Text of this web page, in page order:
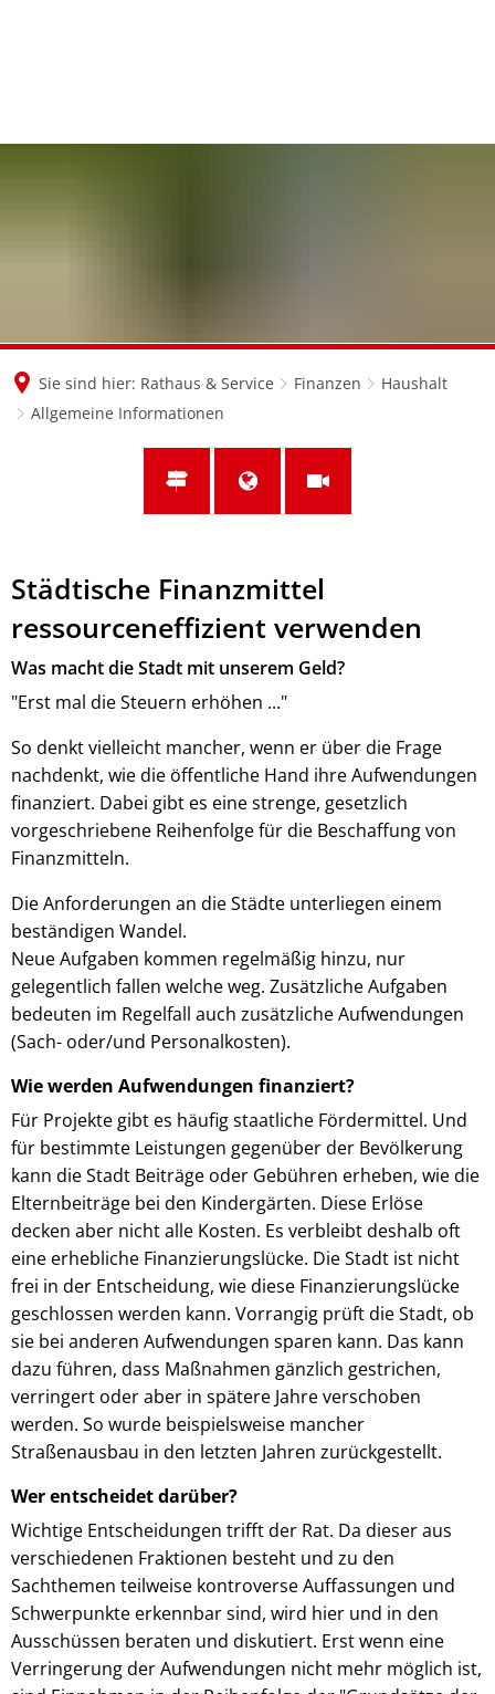
de
Sie sind hier: Rathaus & Service Finanzen
Haushalt
Allgemeine Informationen
Städtische Finanzmittel
ressourceneffizient verwenden
Was macht die Stadt mit unserem Geld?
"Erst mal die Steuern erhöhen ..."
So denkt vielleicht mancher, wenn er über die Frage
nachdenkt, wie die öffentliche Hand ihre Aufwendungen
finanziert. Dabei gibt es eine strenge, gesetzlich
vorgeschriebene Reihenfolge für die Beschaffung von
Finanzmitteln.
Die Anforderungen an die Städte unterliegen einem
beständigen Wandel.
Neue Aufgaben kommen regelmäßig hinzu, nur
gelegentlich fallen welche weg. Zusätzliche Aufgaben
bedeuten im Regelfall auch zusätzliche Aufwendungen
(Sach- oder/und Personalkosten).
Wie werden Aufwendungen finanziert?
Für Projekte gibt es häufig staatliche Fördermittel. Und
für bestimmte Leistungen gegenüber der Bevölkerung
kann die Stadt Beiträge oder Gebühren erheben, wie die
Elternbeiträge bei den Kindergärten. Diese Erlöse
decken aber nicht alle Kosten. Es verbleibt deshalb oft
eine erhebliche Finanzierungslücke. Die Stadt ist nicht
frei in der Entscheidung, wie diese Finanzierungslücke
geschlossen werden kann. Vorrangig prüft die Stadt, ob
sie bei anderen Aufwendungen sparen kann. Das kann
dazu führen, dass Maßnahmen gänzlich gestrichen,
verringert oder aber in spätere Jahre verschoben
werden. So wurde beispielsweise mancher
Straßenausbau in den letzten Jahren zurückgestellt.
Wer entscheidet darüber?
Wichtige Entscheidungen trifft der Rat. Da dieser aus
verschiedenen Fraktionen besteht und zu den
Sachthemen teilweise kontroverse Auffassungen und
Schwerpunkte erkennbar sind, wird hier und in den
Ausschüssen beraten und diskutiert. Erst wenn eine
Verringerung der Aufwendungen nicht mehr möglich ist,